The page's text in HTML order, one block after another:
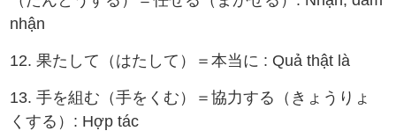
nhận
12. 果たして（はたして）＝本当に : Quả thật là
13. 手を組む（手をくむ）＝協力する（きょうりょ
くする）: Hợp tác